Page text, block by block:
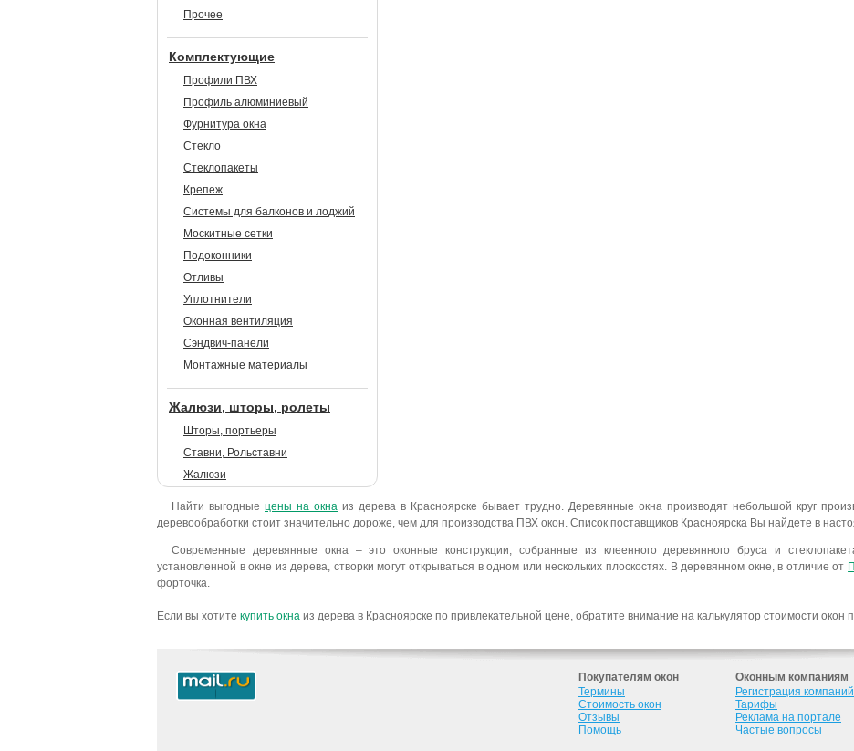
Прочее
Комплектующие
Профили ПВХ
Профиль алюминиевый
Фурнитура окна
Стекло
Стеклопакеты
Крепеж
Системы для балконов и лоджий
Москитные сетки
Подоконники
Отливы
Уплотнители
Оконная вентиляция
Сэндвич-панели
Монтажные материалы
Жалюзи, шторы, ролеты
Шторы, портьеры
Ставни, Рольставни
Жалюзи
Найти выгодные цены на окна из дерева в Красноярске бывает трудно. Деревянные окна производят небольшой круг
деревообработки стоит значительно дороже, чем для производства ПВХ окон. Список поставщиков Красноярска Вы найдете в
Современные деревянные окна – это оконные конструкции, собранные из клеенного деревянного бруса и
установленной в окне из дерева, створки могут открываться в одном или нескольких плоскостях. В деревянном окне, в отличие от
форточка.
Если вы хотите купить окна из дерева в Красноярске по привлекательной цене, обратите внимание на калькулятор стоимости
Покупателям окон Оконным компаниям
Термины
Стоимость окон
Отзывы
Помощь
Регистрация компаний
Тарифы
Реклама на портале
Частые вопросы